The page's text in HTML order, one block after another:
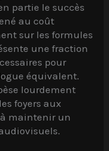
partie le succès
au coût
sur les formules
une fraction
pour
équivalent.
lourdement
foyers aux
maintenir un